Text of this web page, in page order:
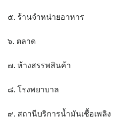
๕. ร้านจำหน่ายอาหาร
๖. ตลาด
๗. ห้างสรรพสินค้า
๘. โรงพยาบาล
๙. สถานีบริการน้ำมันเชื้อเพลิง